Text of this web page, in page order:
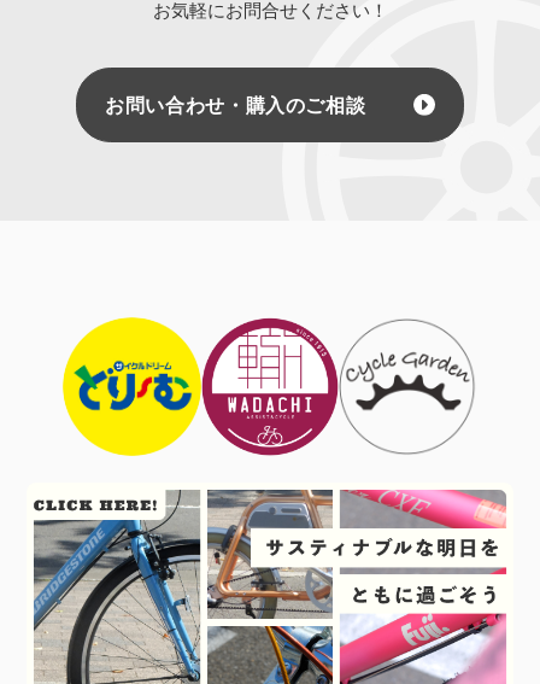
お気軽にお問合せください！
お問い合わせ・購入のご相談